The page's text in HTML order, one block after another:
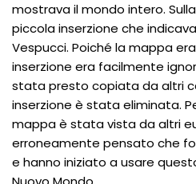
mostrava il mondo intero.
piccola inserzione che
Vespucci. Poiché la mappa
inserzione era facilmente
stata presto copiata da altri
inserzione è stata eliminata.
mappa è stata vista da altri
erroneamente pensato che
e hanno iniziato a usare